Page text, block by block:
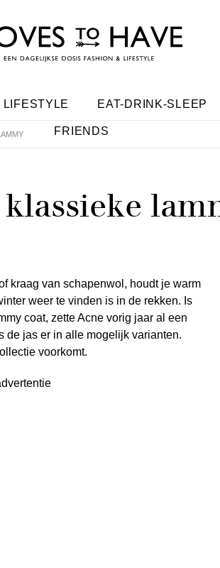
LIFESTYLE EAT-DRINK-SLEEP
FRIENDS
kraag van schapenwol, houdt je warm
weer te vinden is in de rekken. Is
coat, zette Acne vorig jaar al een
de jas er in alle mogelijk varianten.
voorkomt.